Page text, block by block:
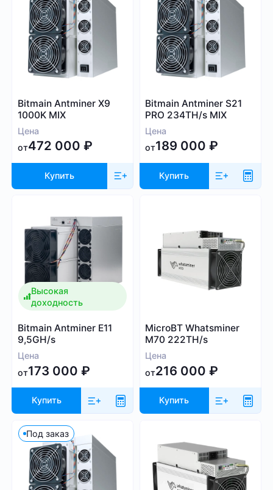
22 000
TH/s MH/s GH/s
60 000
SHA-256
Scrypt
Kadena
Eaglesong
Ethash
X11
kHeavyHash
Sia
Посмотреть все
Bitmain Antminer X9
1000K MIX
Цена
от472 000 ₽
Купить
Bitmain Antminer S21
PRO 234TH/s MIX
Цена
от189 000₽
Купить
Высокая
доходность
Bitmain Antminer E11
9,5GH/s
Цена
от173 000 ₽
Купить
MicroBT Whatsminer
M70 222TH/s
Цена
от216 000₽
Купить
Под заказ